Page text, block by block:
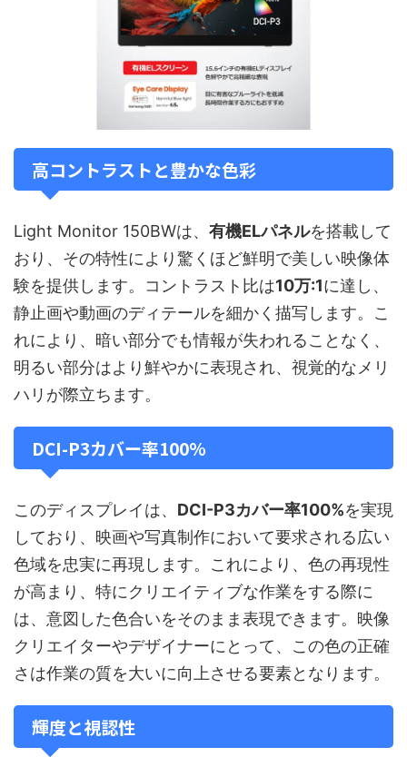
高コントラストと豊かな色彩
Light Monitor 150BWは、 有機ELパネルを搭載して
おり、その特性により驚くほど鮮明で美しい映像体
験を提供します。コントラスト比は10万:1に達し、
静止画や動画のディテールを細かく描写します。こ
れにより、暗い部分でも情報が失われることなく、
明るい部分はより鮮やかに表現され、視覚的なメリ
ハリが際立ちます。
DCI-P3カバー率100%
このディスプレイは、 DCI-P3カバー率100%を実現
しており、映画や写真制作において要求される広い
色域を忠実に再現します。これにより、色の再現性
が高まり、特にクリエイティブな作業をする際に
は、意図した色合いをそのまま表現できます。映像
クリエイターやデザイナーにとって、この色の正確
さは作業の質を大いに向上させる要素となります。
輝度と視認性